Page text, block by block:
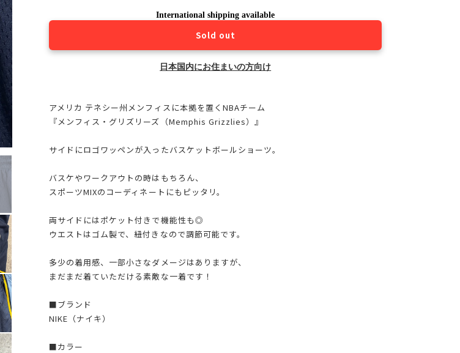
International shipping available
Sold out
日本国内にお住まいの方向け
アメリカ テネシー州メンフィスに本拠を置くNBAチーム
『メンフィス・グリズリーズ（Memphis Grizzlies）』
サイドにロゴワッペンが入ったバスケットボールショーツ。
バスケやワークアウトの時はもちろん、
スポーツMIXのコーディネートにもピッタリ。
両サイドにはポケット付きで機能性も◎
ウエストはゴム製で、紐付きなので調節可能です。
多少の着用感、一部小さなダメージはありますが、
まだまだ着ていただける素敵な一着です！
■ブランド
NIKE（ナイキ）
■カラー